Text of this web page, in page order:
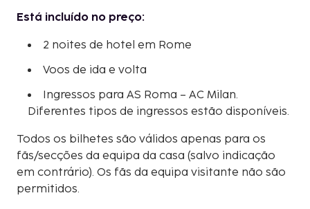
Está incluído no preço:
2 noites de hotel em Rome
Voos de ida e volta
Ingressos para AS Roma – AC Milan.
Diferentes tipos de ingressos estão disponíveis.
Todos os bilhetes são válidos apenas para os
fãs/secções da equipa da casa (salvo indicação
em contrário). Os fãs da equipa visitante não são
permitidos.